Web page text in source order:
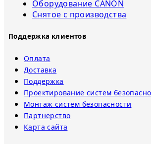
Оборудование CANON
Снятое с прoизвoдства
Поддержка клиентов
Оплата
Доставка
Поддержка
Проектирование систем
Монтаж систем безопасности
Партнерство
Карта сайта